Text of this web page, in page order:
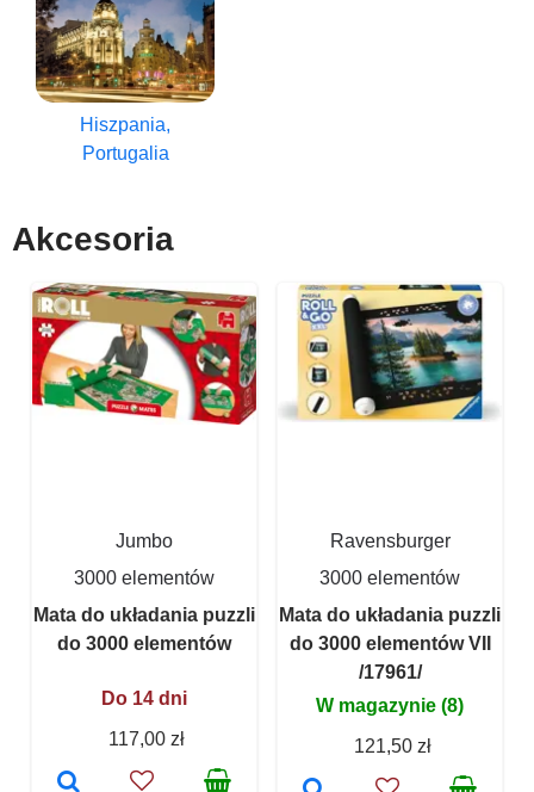
Hiszpania,
Portugalia
Akcesoria
Jumbo
3000 elementów
Mata do układania puzzli
do 3000 elementów
Do 14 dni
117,00 zł
Ravensburger
3000 elementów
Mata do układania puzzli
do 3000 elementów VII
/17961/
W magazynie (8)
121,50 zł